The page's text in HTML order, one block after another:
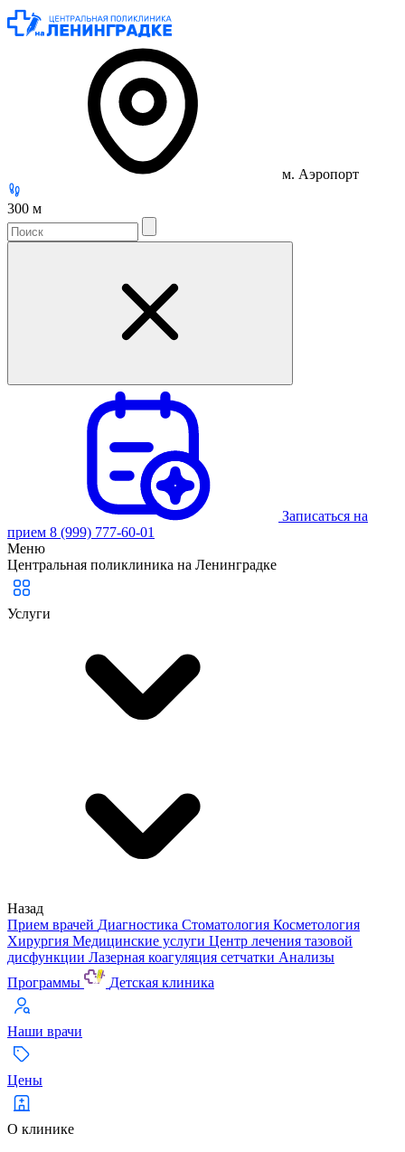
м. Аэропорт
300 м
Записаться на
прием 8 (999) 777-60-01
Меню
Центральная поликлиника на Ленинградке
Услуги
Назад
Прием врачей Диагностика Стоматология Косметология
Хирургия Медицинские услуги Центр лечения тазовой
дисфункции Лазерная коагуляция сетчатки Анализы
Программы
Детская клиника
Наши врачи
Цены
О клинике